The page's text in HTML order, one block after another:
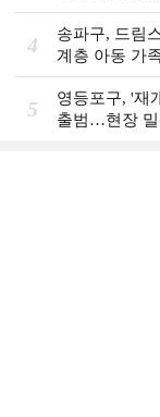
4
송파구, 드림
계층 아동 가
5
영등포구, '재
출범…현장 밀